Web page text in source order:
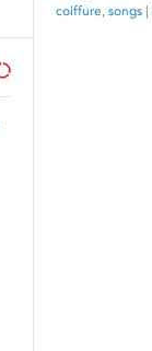
coiffure, songs |